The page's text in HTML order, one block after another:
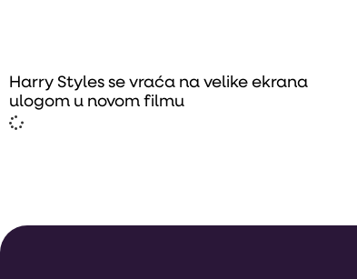
Harry Styles se vraća na velike ekrana
ulogom u novom filmu